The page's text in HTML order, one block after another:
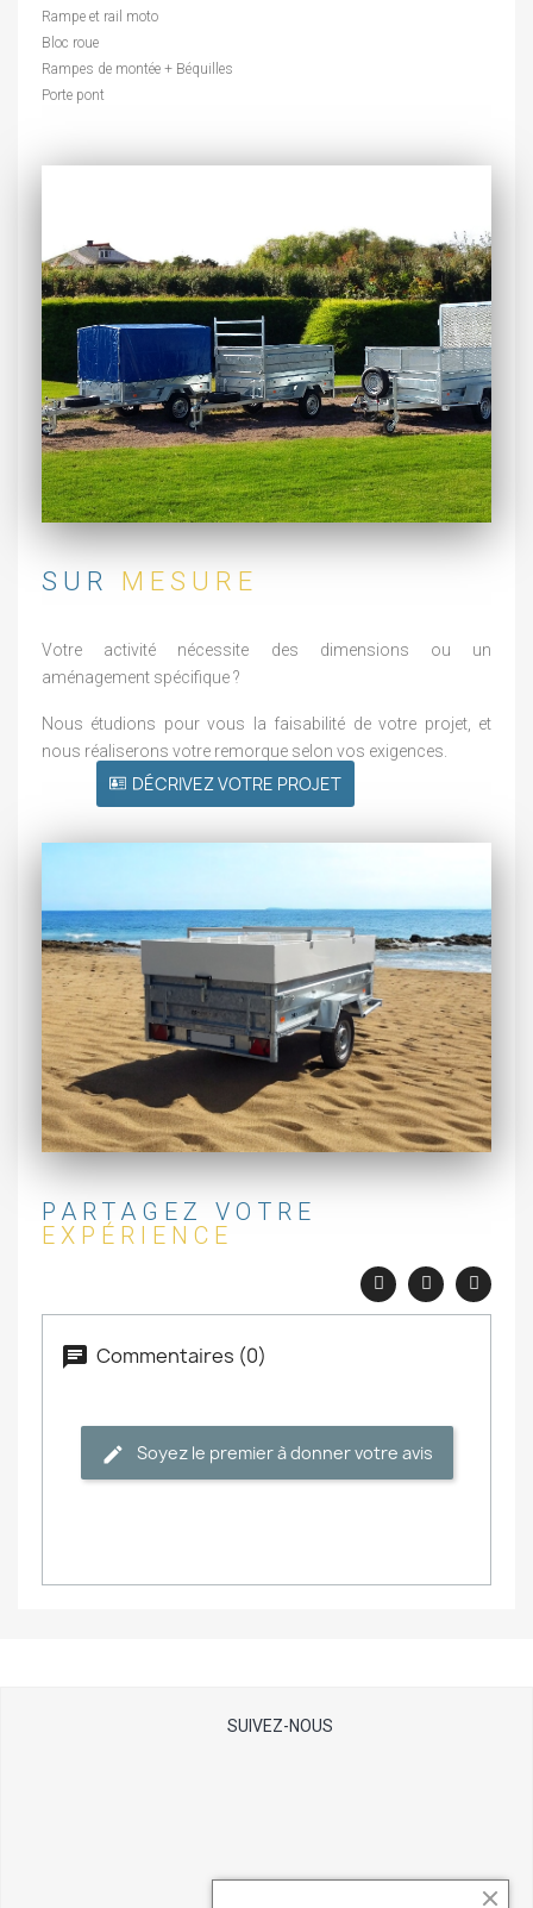
Rampe et rail moto
Bloc roue
Rampes de montée + Béquilles
Porte pont
SUR MESURE
Votre activité nécessite des dimensions ou un
aménagement spécifique ?
Nous étudions pour vous la faisabilité de votre projet, et
nous réaliserons votre remorque selon vos exigences.
DÉCRIVEZ VOTRE PROJET
PARTAGEZ VOTRE
EXPÉRIENCE
Commentaires (0)
Soyez le premier à donner votre avis
SUIVEZ-NOUS